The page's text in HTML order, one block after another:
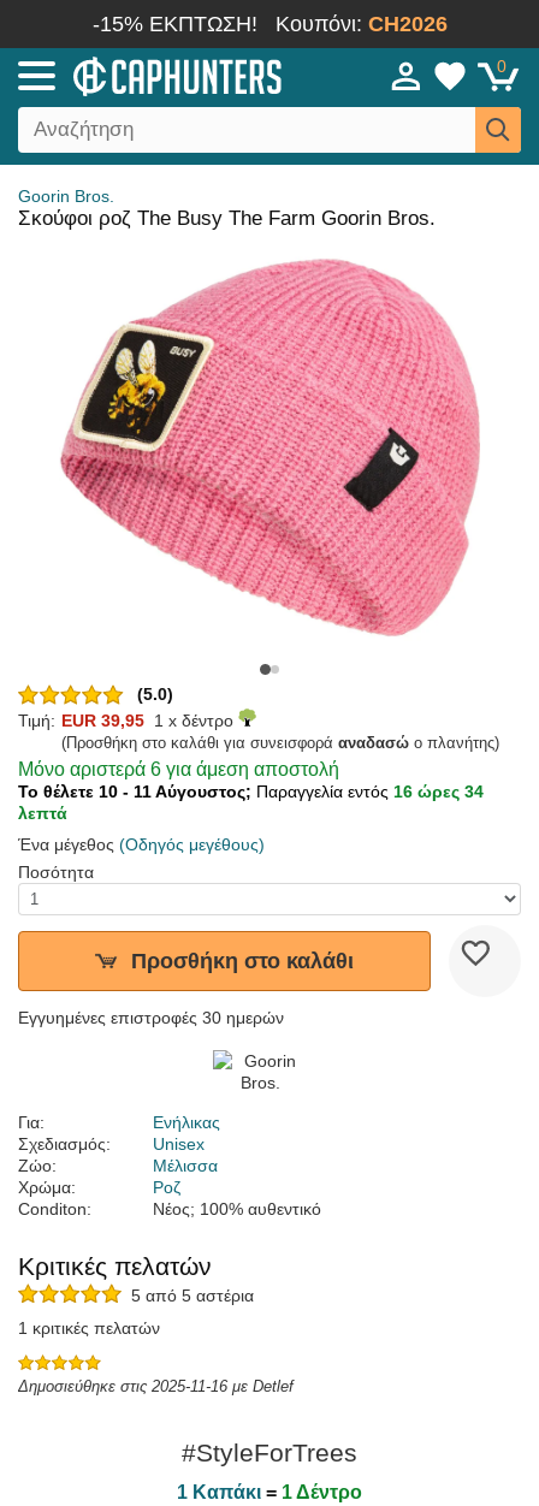
-15% ΕΚΠΤΩΣΗ! Κουπόνι: CH2026
0
Goorin Bros.
Σκούφοι ροζ The Busy The Farm Goorin Bros.
(5.0)
Τιμή: EUR 39,95 1 x δέντρο
(Προσθήκη στο καλάθι για συνεισφορά αναδασώ ο πλανήτης)
Μόνο αριστερά 6 για άμεση αποστολή
Το θέλετε 10 - 11 Αύγουστος; Παραγγελία εντός 16 ώρες 34
λεπτά
Ένα μέγεθος (Οδηγός μεγέθους)
Ποσότητα
Προσθήκη στο καλάθι
Εγγυημένες επιστροφές 30 ημερών
Για:
Ενήλικας
Σχεδιασμός:
Unisex
Ζώο:
Μέλισσα
Χρώμα:
Ροζ
Conditon:
Νέος; 100% αυθεντικό
Κριτικές πελατών
5 από 5 αστέρια
1 κριτικές πελατών
Δημοσιεύθηκε στις 2025-11-16 με Detlef
#StyleForTrees
1 Καπάκι = 1 Δέντρο